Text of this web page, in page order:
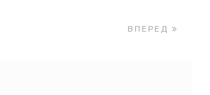
ВПЕРЕД